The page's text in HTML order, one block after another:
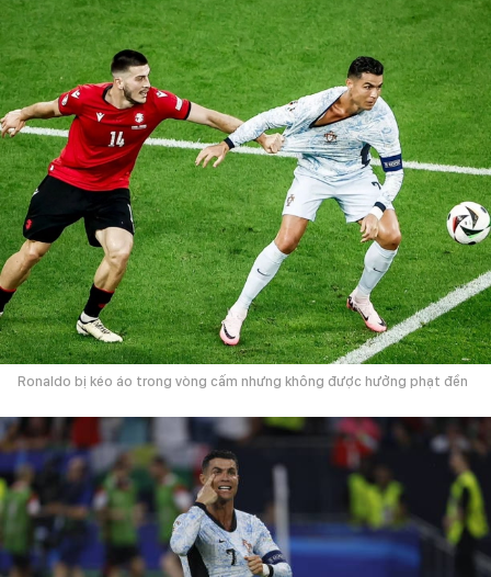
Ronaldo bị kéo áo trong vòng cấm nhưng không được hưởng phạt đền